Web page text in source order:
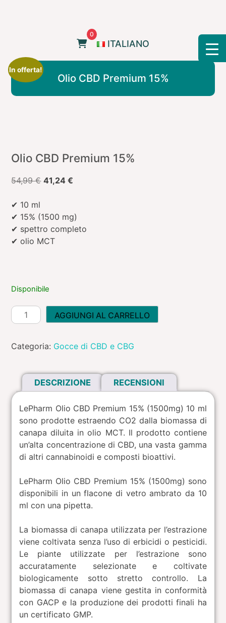
0
ITALIANO
Olio CBD Premium 15%
In offerta!
Olio CBD Premium 15%
54,99€ Il
era:
54,99 €.
41,24€
è:
41,24 €.
✔ 10 ml
✔ 15% (1500 mg)
✔ spettro completo
✔ olio MCT
Disponibile
Olio
CBD
15%
AGGIUNGI AL CARRELLO
Categoria: Gocce di CBD e CBG
DESCRIZIONE RECENSIONI
LePharm Olio CBD Premium 15% (1500mg) 10 ml
sono prodotte estraendo CO2 dalla biomassa di
canapa diluita in olio MCT. Il prodotto contiene
un’alta concentrazione di CBD, una vasta gamma
di altri cannabinoidi e composti bioattivi.
LePharm Olio CBD Premium 15% (1500mg) sono
disponibili in un flacone di vetro ambrato da 10
ml con una pipetta.
La biomassa di canapa utilizzata per l’estrazione
viene coltivata senza l’uso di erbicidi o pesticidi.
Le piante utilizzate per l’estrazione sono
accuratamente selezionate e coltivate
biologicamente sotto stretto controllo. La
biomassa di canapa viene gestita in conformità
con GACP e la produzione dei prodotti finali ha
un certificato GMP.